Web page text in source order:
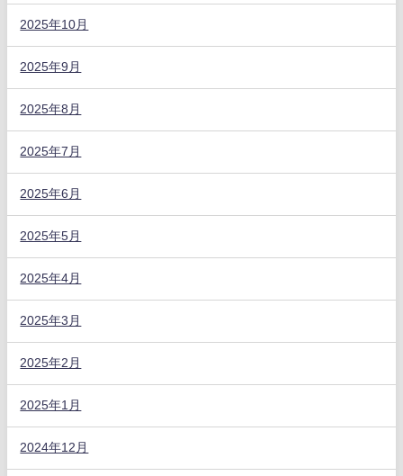
2025年10月
2025年9月
2025年8月
2025年7月
2025年6月
2025年5月
2025年4月
2025年3月
2025年2月
2025年1月
2024年12月